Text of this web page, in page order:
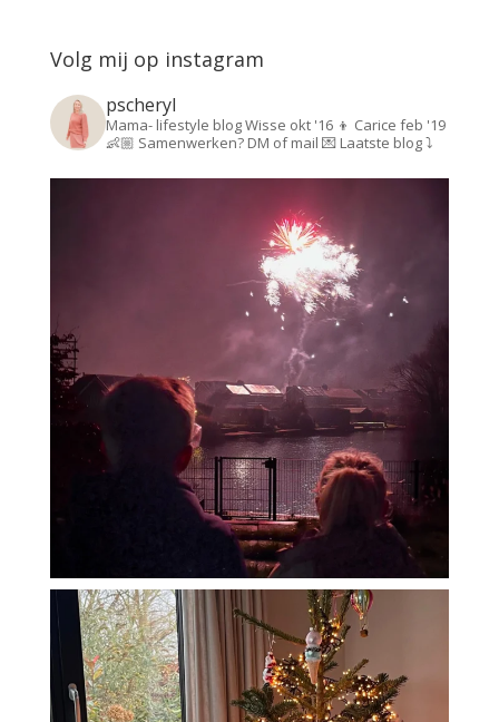
Volg mij op instagram
pscheryl
Mama- lifestyle blogWisse okt '16 👦 Carice feb '19
👶🏼 Samenwerken? DM of mail 💌Laatste blog ⤵️